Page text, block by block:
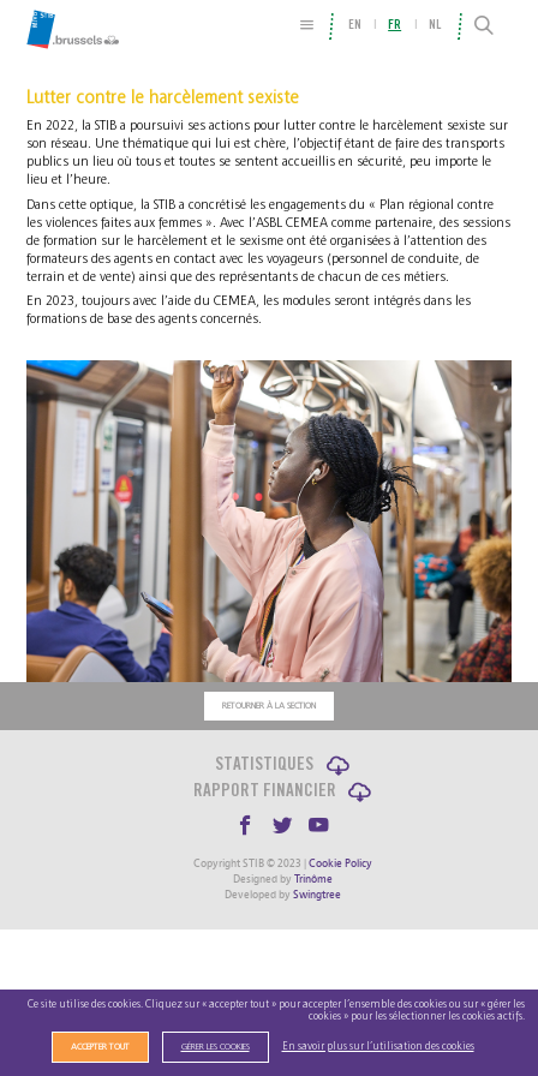
EN FR NL
Lutter contre le harcèlement sexiste
En 2022, la STIB a poursuivi ses actions pour lutter contre le harcèlement sexiste sur
son réseau. Une thématique qui lui est chère, l’objectif étant de faire des transports
publics un lieu où tous et toutes se sentent accueillis en sécurité, peu importe le
lieu et l’heure.
Dans cette optique, la STIB a concrétisé les engagements du « Plan régional contre
les violences faites aux femmes ». Avec l’ASBL CEMEA comme partenaire, des sessions
de formation sur le harcèlement et le sexisme ont été organisées à l’attention des
formateurs des agents en contact avec les voyageurs (personnel de conduite, de
terrain et de vente) ainsi que des représentants de chacun de ces métiers.
En 2023, toujours avec l’aide du CEMEA, les modules seront intégrés dans les
formations de base des agents concernés.
RETOURNER À LA SECTION
STATISTIQUES
RAPPORT FINANCIER
Copyright STIB © 2023 | Cookie Policy
Designed by Trinôme
Developed by Swingtree
Ce site utilise des cookies. Cliquez sur « accepter tout » pour accepter l’ensemble des cookies ou sur « gérer les
cookies » pour les sélectionner les cookies actifs.
ACCEPTER TOUT GÉRER LES COOKIES En savoir plus sur l’utilisation des cookies